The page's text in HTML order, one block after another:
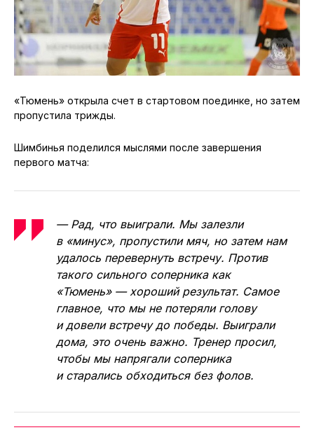
«Тюмень» открыла счет в стартовом поединке, но затем
пропустила трижды.
Шимбинья поделился мыслями после завершения
первого матча:
— Рад, что выиграли. Мы залезли
в «минус», пропустили мяч, но затем нам
удалось перевернуть встречу. Против
такого сильного соперника как
«Тюмень» — хороший результат. Самое
главное, что мы не потеряли голову
и довели встречу до победы. Выиграли
дома, это очень важно. Тренер просил,
чтобы мы напрягали соперника
и старались обходиться без фолов.